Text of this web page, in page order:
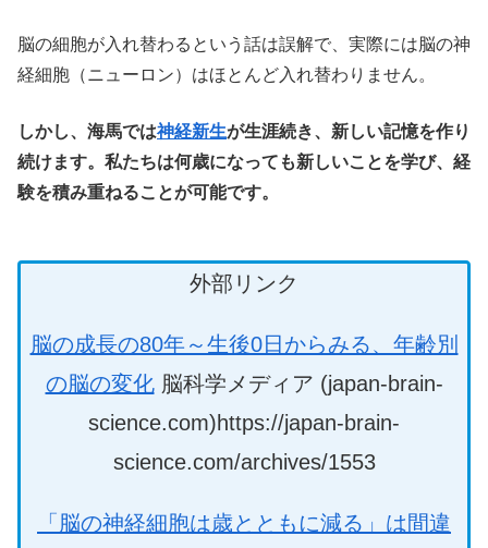
脳の細胞が入れ替わるという話は誤解で、実際には脳の神
経細胞（ニューロン）はほとんど入れ替わりません。
しかし、海馬では神経新生が生涯続き、新しい記憶を作り
続けます。私たちは何歳になっても新しいことを学び、経
験を積み重ねることが可能です。
外部リンク
脳の成長の80年～生後0日からみる、年齢別
の脳の変化脳科学メディア (japan-brain-
science.com)https://japan-brain-
science.com/archives/1553
「脳の神経細胞は歳とともに減る」は間違